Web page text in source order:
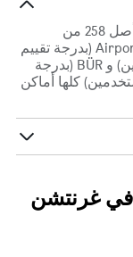
يعتبر كل من باساج (بدرجة تقييم 7.7/10 من أصل 258 من
تقييمات المستخدمين) ، و Airporthotel Grenchen (بدرجة تقييم
8.5/10 من أصل 463 من تقييمات المستخدمين) و BÜR (بدرجة
المستخدمين) كلها أماكن
في غرنتشن